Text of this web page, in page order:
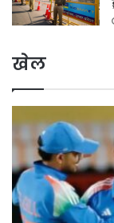
खेल